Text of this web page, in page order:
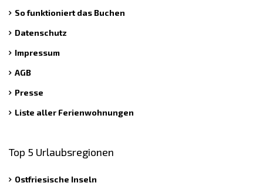
So funktioniert das Buchen
Datenschutz
Impressum
AGB
Presse
Liste aller Ferienwohnungen
Top 5 Urlaubsregionen
Ostfriesische Inseln